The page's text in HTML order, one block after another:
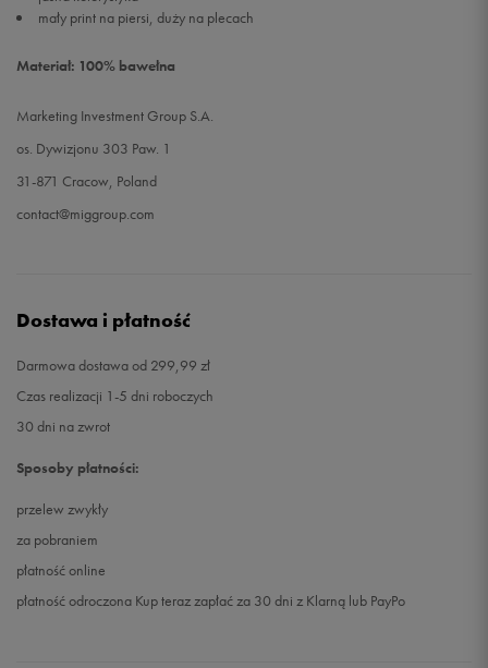
mały print na piersi, duży na plecach
Materiał: 100% bawełna
Marketing Investment Group S.A.
os. Dywizjonu 303 Paw. 1
31-871 Cracow, Poland
contact@miggroup.com
Dostawa i płatność
Darmowa dostawa od 299,99 zł
Czas realizacji 1-5 dni roboczych
30 dni na zwrot
Sposoby płatności:
przelew zwykły
za pobraniem
płatność online
płatność odroczona Kup teraz zapłać za 30 dni z Klarną lub PayPo